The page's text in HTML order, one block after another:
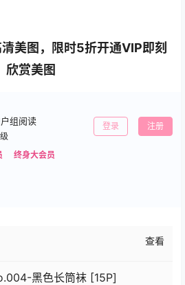
美图，限时5折开通VIP即刻
欣赏美图
组阅读
终身大会员
登录 注册
查看
黑色长筒袜 [15P]